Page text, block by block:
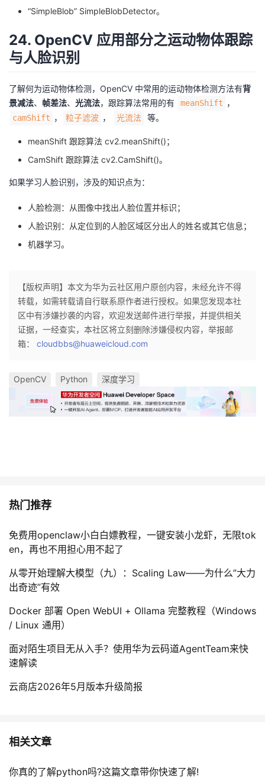
“SimpleBlob” SimpleBlobDetector。
24. OpenCV 应用部分之运动物体跟踪
与人脸识别
了解何为运动物体检测，OpenCV 中常用的运动物体检测方法有背
景减法、 帧差法、 光流法，跟踪算法常用的有 meanShift ，
camShift ， 粒子滤波 ， 光流法 等。
meanShift 跟踪算法 cv2.meanShift()；
CamShift 跟踪算法 cv2.CamShift()。
如果学习人脸识别，涉及的知识点为：
人脸检测：从图像中找出人脸位置并标识；
人脸识别：从定位到的人脸区域区分出人的姓名或其它信息；
机器学习。
【版权声明】本文为华为云社区用户原创内容，未经允许不得
转载，如需转载请自行联系原作者进行授权。如果您发现本社
区中有涉嫌抄袭的内容，欢迎发送邮件进行举报，并提供相关
证据，一经查实，本社区将立刻删除涉嫌侵权内容，举报邮
箱： cloudbbs@huaweicloud.com
OpenCV Python 深度学习
热门推荐
免费用openclaw小白白嫖教程，一键安装小龙虾，无限tok
en，再也不用担心用不起了
从零开始理解大模型（九）：Scaling Law——为什么”大力
出奇迹”有效
Docker 部署 Open WebUI + Ollama 完整教程（Windows
/ Linux 通用）
面对陌生项目无从入手？使用华为云码道AgentTeam来快
速解读
云商店2026年5月版本升级简报
相关文章
你真的了解python吗?这篇文章带你快速了解!